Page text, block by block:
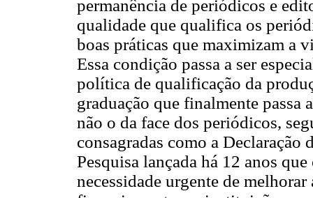
permanência de periódicos e
qualidade que qualifica os
boas práticas que maximizam a
Essa condição passa a ser
política de qualificação da
graduação que finalmente passa
não o da face dos periódicos,
consagradas como a Declaração
Pesquisa lançada há 12 anos
necessidade urgente de